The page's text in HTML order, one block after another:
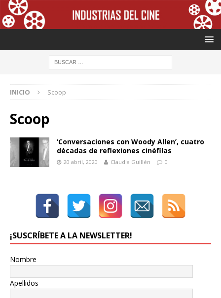
INICIO Scoop
Scoop
‘Conversaciones con Woody Allen’, cuatro
décadas de reflexiones cinéfilas
20 abril, 2020 Claudia Guillén 0
¡SUSCRÍBETE A LA NEWSLETTER!
Nombre
Apellidos